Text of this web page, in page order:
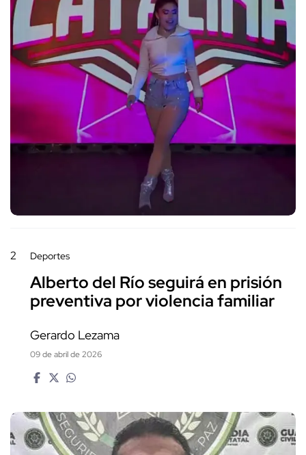
2 Deportes
Alberto del Río seguirá en prisión
preventiva por violencia familiar
Gerardo Lezama
09 de abril de 2026